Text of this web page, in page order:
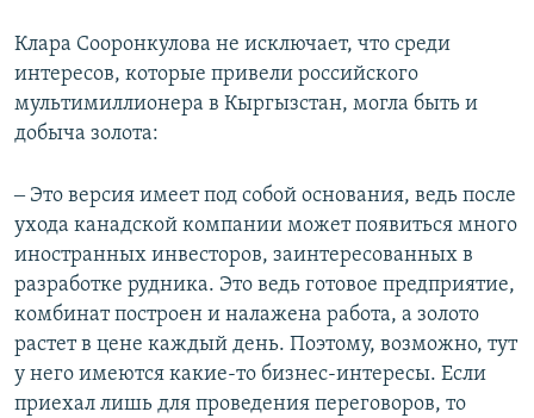
Клара Сооронкулова не исключает, что среди
интересов, которые привели российского
мультимиллионера в Кыргызстан, могла быть и
добыча золота:
‒ Это версия имеет под собой основания, ведь после
ухода канадской компании может появиться много
иностранных инвесторов, заинтересованных в
разработке рудника. Это ведь готовое предприятие,
комбинат построен и налажена работа, а золото
растет в цене каждый день. Поэтому, возможно, тут
у него имеются какие-то бизнес-интересы. Если
приехал лишь для проведения переговоров, то